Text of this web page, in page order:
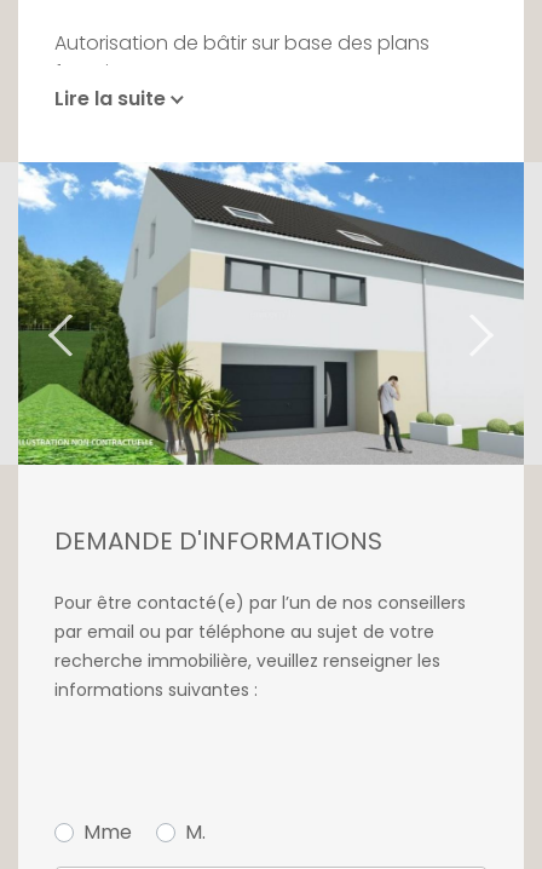
Autorisation de bâtir sur base des plans
fournis.
en accord avec le PAP existant.
Contactez-nous au 26 54 17 17 pour plus
d'informations.
Lire la suite
DEMANDE D'INFORMATIONS
Pour être contacté(e) par l’un de nos conseillers
par email ou par téléphone au sujet de votre
recherche immobilière, veuillez renseigner les
informations suivantes :
Mme M.